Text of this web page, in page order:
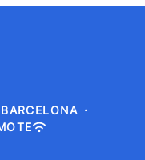
·